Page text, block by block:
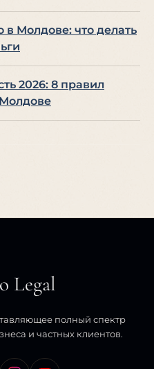
Молдове: что делать
2026: 8 правил
Legal
полный спектр
и частных клиентов.